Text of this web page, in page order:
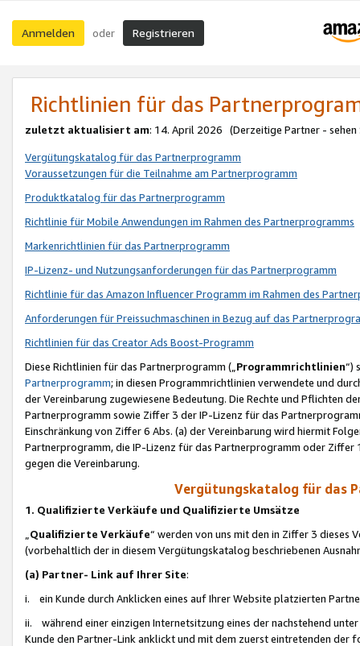
Anmelden oder Registrieren
Richtlinien für das
zuletzt aktualisiert am: 14. April 2026 (Derzeitige Partner - sehen
Vergütungskatalog für das Partnerprogramm
Voraussetzungen für die Teilnahme am Partnerprogramm
Produktkatalog für das Partnerprogramm
Richtlinie für Mobile Anwendungen im Rahmen des Partnerprogramms
Markenrichtlinien für das Partnerprogramm
IP-Lizenz- und Nutzungsanforderungen für das Partnerprogramm
Richtlinie für das Amazon Influencer Programm im Rahmen des
Anforderungen für Preissuchmaschinen in Bezug auf das
Richtlinien für das Creator Ads Boost-Programm
Diese Richtlinien für das Partnerprogramm („Programmrichtlinien“)
Partnerprogramm; in diesen Programmrichtlinien verwendete und
der Vereinbarung zugewiesene Bedeutung. Die Rechte und Pflichten
Partnerprogramm sowie Ziffer 3 der IP-Lizenz für das
Einschränkung von Ziffer 6 Abs. (a) der Vereinbarung wird hiermit
Partnerprogramm, die IP-Lizenz für das Partnerprogramm oder
gegen die Vereinbarung.
Vergütungskatalog für das
1. Qualifizierte Verkäufe und Qualifizierte Umsätze
Qualifizierte Verkäufe“ werden von uns mit den in Ziffer 3
(vorbehaltlich der in diesem Vergütungskatalog beschriebenen
(a) Partner- Link auf Ihrer Site:
i. ein Kunde durch Anklicken eines auf Ihrer Website platzierten
ii. während einer einzigen Internetsitzung eines der nachstehend
Kunde den Partner-Link anklickt und mit dem zuerst eintretenden der